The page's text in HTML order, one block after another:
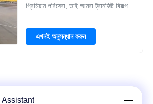
প্রিমিয়াম পরিষেবা, তাই আমরা ট্রানজিট বিকল্প,
এবং যখন আপনার মালবাহী বিতরণ করতে চালান
দৃশ্যমানতা. সার্ভিসের পরিসীমাঃ a. প্রিমিয়াম
এখনই অনুসন্ধান করুন
Assistant